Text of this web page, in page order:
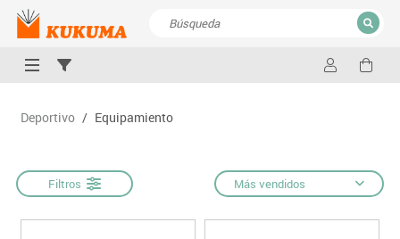
CERRAR
Deportivo / Equipamiento
Filtros Más vendidos